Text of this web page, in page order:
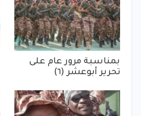
بمناسبة مرور عام على
تحرير أبوعشر (٦)